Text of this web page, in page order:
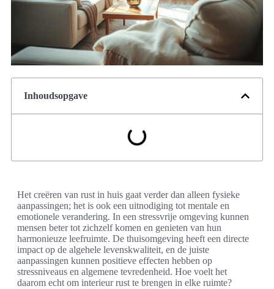
Inhoudsopgave
Het creëren van rust in huis gaat verder dan alleen fysieke
aanpassingen; het is ook een uitnodiging tot mentale en
emotionele verandering. In een stressvrije omgeving kunnen
mensen beter tot zichzelf komen en genieten van hun
harmonieuze leefruimte. De thuisomgeving heeft een directe
impact op de algehele levenskwaliteit, en de juiste
aanpassingen kunnen positieve effecten hebben op
stressniveaus en algemene tevredenheid. Hoe voelt het
daarom echt om interieur rust te brengen in elke ruimte?